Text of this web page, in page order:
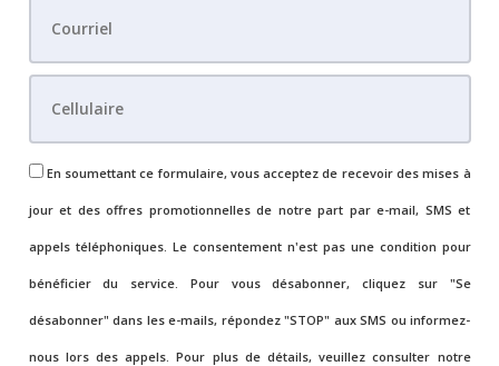
En soumettant ce formulaire, vous acceptez de recevoir des mises à
jour et des offres promotionnelles de notre part par e-mail, SMS et
appels téléphoniques. Le consentement n'est pas une condition pour
bénéficier du service. Pour vous désabonner, cliquez sur "Se
désabonner" dans les e-mails, répondez "STOP" aux SMS ou informez-
nous lors des appels. Pour plus de détails, veuillez consulter notre